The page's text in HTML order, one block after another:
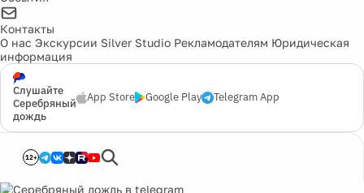
Контакты
О нас Экскурсии Silver Studio Рекламодателям Юридическая
информация
Слушайте
Серебряный
дождь
App Store Google Play Telegram App
12+